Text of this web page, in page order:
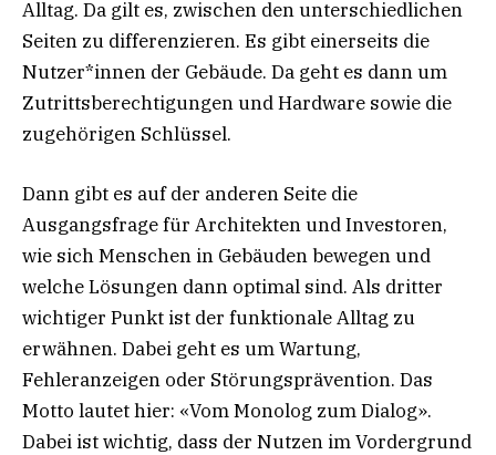
Alltag. Da gilt es, zwischen den unterschiedlichen
Seiten zu differenzieren. Es gibt einerseits die
Nutzer*innen der Gebäude. Da geht es dann um
Zutrittsberechtigungen und Hardware sowie die
zugehörigen Schlüssel.
Dann gibt es auf der anderen Seite die
Ausgangsfrage für Architekten und Investoren,
wie sich Menschen in Gebäuden bewegen und
welche Lösungen dann optimal sind. Als dritter
wichtiger Punkt ist der funktionale Alltag zu
erwähnen. Dabei geht es um Wartung,
Fehleranzeigen oder Störungsprävention. Das
Motto lautet hier: «Vom Monolog zum Dialog».
Dabei ist wichtig, dass der Nutzen im Vordergrund